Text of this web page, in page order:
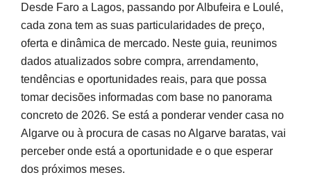
Perguntas frequentes
Fontes e referências
Desde Faro a Lagos, passando por Albufeira e Loulé,
cada zona tem as suas particularidades de preço,
oferta e dinâmica de mercado. Neste guia, reunimos
dados atualizados sobre compra, arrendamento,
tendências e oportunidades reais, para que possa
tomar decisões informadas com base no panorama
concreto de 2026. Se está a ponderar vender casa no
Algarve ou à procura de casas no Algarve baratas, vai
perceber onde está a oportunidade e o que esperar
dos próximos meses.